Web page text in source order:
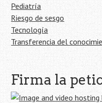
Pediatría
Riesgo de sesgo
Tecnología
Transferencia del
Firma la